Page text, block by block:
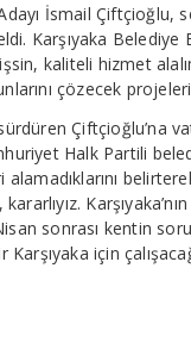
İsmail Çiftçioğlu,
Karşıyaka
kaliteli hizmet
çözecek
Çiftçioğlu’na
Halk Partili
sonrası kentin
Karşıyaka için